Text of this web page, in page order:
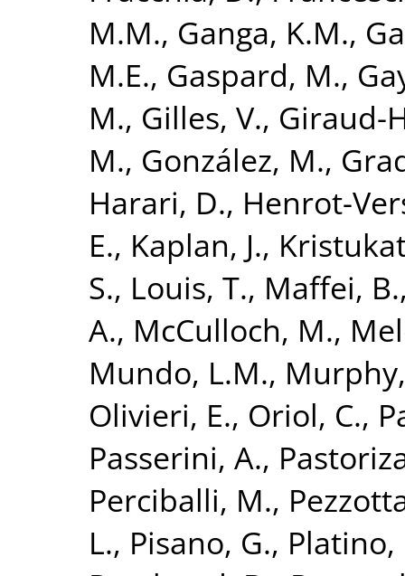
M.M., Ganga, K.M.,
M.E., Gaspard, M.,
M., Gilles, V., Giraud-
M., González, M.,
Harari, D., Henrot-
E., Kaplan, J.,
S., Louis, T., Maffei, B.
A., McCulloch, M.,
Mundo, L.M.,
Olivieri, E., Oriol, C.,
Passerini, A.,
Perciballi, M.,
L., Pisano, G., Platino,